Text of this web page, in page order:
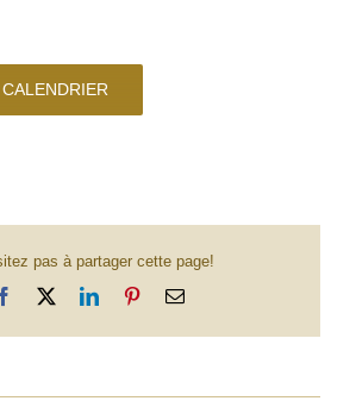
pas à partager cette page!
Facebook LinkedInPinterestEmail